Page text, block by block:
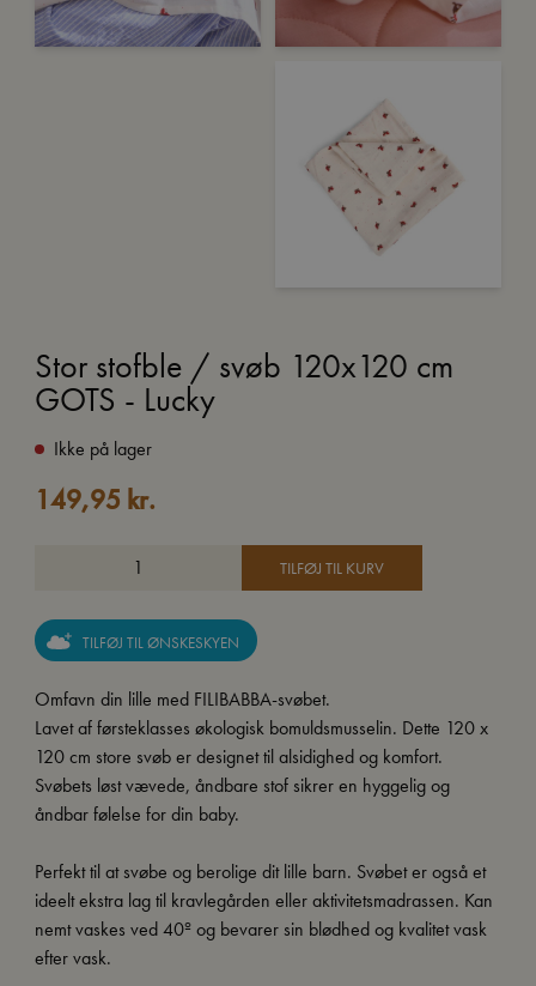
Stor stofble / svøb 120x120 cm
GOTS - Lucky
Ikke på lager
149,95 kr.
TILFØJ TIL KURV
TILFØJ TIL ØNSKESKYEN
Omfavn din lille med FILIBABBA-svøbet.
Lavet af førsteklasses økologisk bomuldsmusselin. Dette 120 x
120 cm store svøb er designet til alsidighed og komfort.
Svøbets løst vævede, åndbare stof sikrer en hyggelig og
åndbar følelse for din baby.
Perfekt til at svøbe og berolige dit lille barn. Svøbet er også et
ideelt ekstra lag til kravlegården eller aktivitetsmadrassen. Kan
nemt vaskes ved 40º og bevarer sin blødhed og kvalitet vask
efter vask.